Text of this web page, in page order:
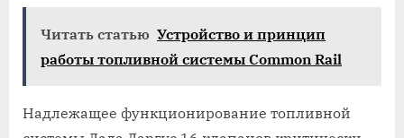
Читать статью Устройство и принцип
работы топливной системы Common Rail
Надлежащее функционирование топливной